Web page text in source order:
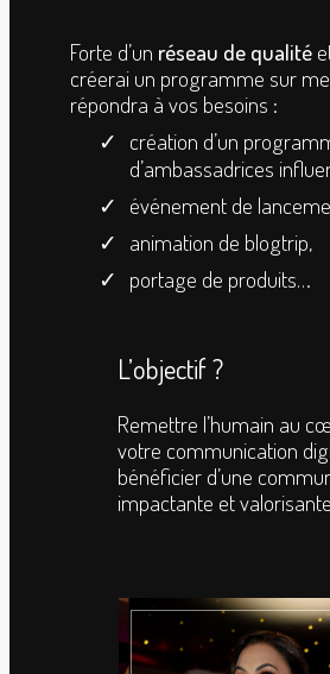
Forte d’un réseau de qualité
créerai un programme sur
répondra à vos besoins :
création d’un
d’ambassadrices
événement de
animation de blogtrip,
portage de produits…
L’objectif ?
Remettre l’humain au
votre communication
bénéficier d’une
impactante et